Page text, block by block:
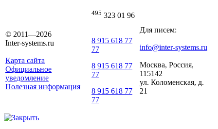
© 2011—2026
Inter-systems.ru
Карта сайта
Официальное
уведомление
Полезная информация
495 323 01 96
8 915 618 77
77
8 915 618 77
77
8 915 618 77
77
Для писем:
info@inter-systems.ru
Москва, Россия,
115142
ул. Коломенская, д.
21